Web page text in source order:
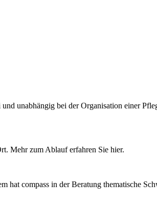
unabhängig bei der Organisation einer
Mehr zum Ablauf erfahren Sie hier.
compass in der Beratung thematische